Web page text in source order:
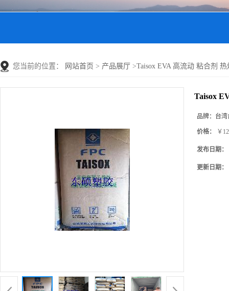
您当前的位置： 网站首页 > 产品展厅 >Taisox EVA 高流动 粘合剂
Taisox
品牌： 台湾
价格： ￥
发布日期：
更新日期：